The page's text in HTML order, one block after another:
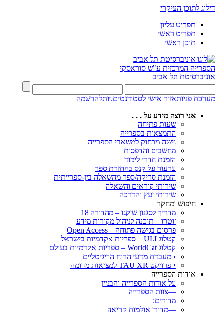
דילוג לתוכן העיקרי
תפריט עליון
תפריט ראשי
תוכן ראשי
הספרייה המרכזית ע"ש סוראסקי
אוניברסיטת תל אביב
מערכת פניותאזור אישי לסטודנטים.יותלהרשמה
אני רוצה מידע על . . .
שעות פתיחה
התמצאות בספרייה
גישה מרחוק למשאבי הספרייה
מחשבים והדפסות
הזמנת חדרי לימוד
ערעור על קנס בהחזרת ספר
הזמנת סריקה/ספר מהשאלה בין-ספרייתית
שירותי קוראים והשאלה
שירותי יעץ והדרכה
חיפוש ומחקר
מדריך לסגנון שיקגו – מהדורה 18
זוטרו – תוכנה לניהול מקורות מידע
פרסום בגישה פתוחה – Open Access
קטלוג ULI – ספריות אקדמיות בישראל
קטלוג WorldCat – ספריות אקדמיות בעולם
• מעבדת מדעי הרוח הדיגיטליים
• פרויקט TAU XR למציאות מדומה
אודות הספרייה
על אודות הספרייה והבניין
—צוות הספרייה
מדורים:
—מדורי אולמות קריאה